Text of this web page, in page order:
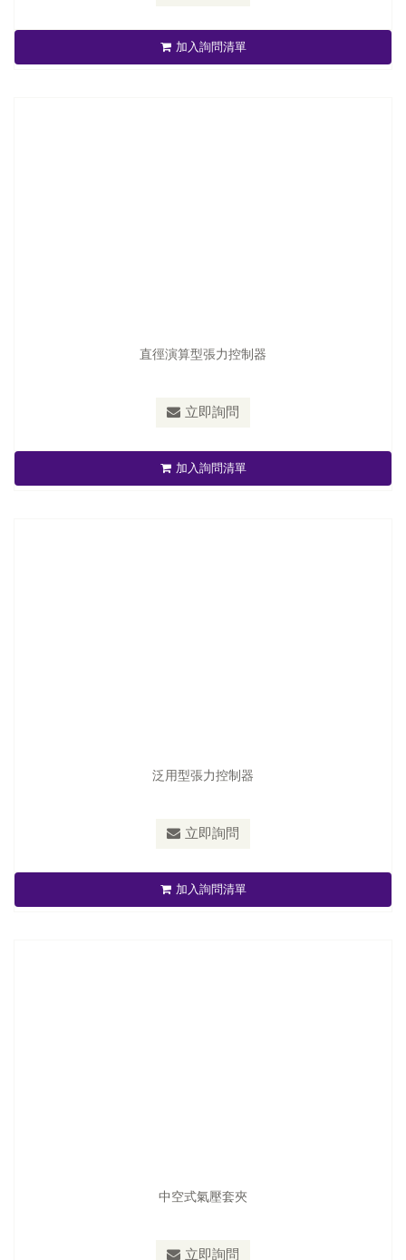
加入詢問清單
直徑演算型張力控制器
立即詢問
加入詢問清單
泛用型張力控制器
立即詢問
加入詢問清單
中空式氣壓套夾
立即詢問